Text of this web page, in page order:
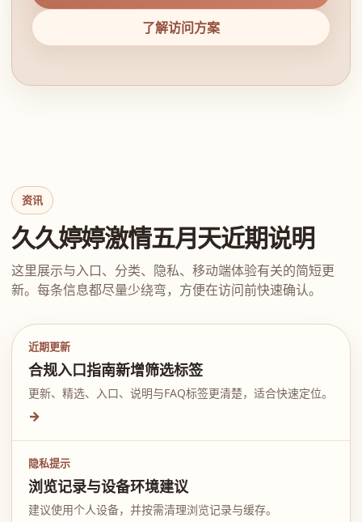
了解访问方案
资讯
久久婷婷激情五月天近期说明
这里展示与入口、分类、隐私、移动端体验有关的简短更
新。每条信息都尽量少绕弯，方便在访问前快速确认。
近期更新
合规入口指南新增筛选标签
更新、精选、入口、说明与FAQ标签更清楚，适合快速定位。
→
隐私提示
浏览记录与设备环境建议
建议使用个人设备，并按需清理浏览记录与缓存。